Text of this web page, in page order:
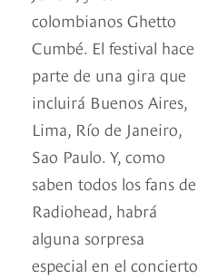
colombianos Ghetto
Cumbé. El festival hace
parte de una gira que
incluirá Buenos Aires,
Lima, Río de Janeiro,
Sao Paulo. Y, como
saben todos los fans de
Radiohead, habrá
alguna sorpresa
especial en el concierto